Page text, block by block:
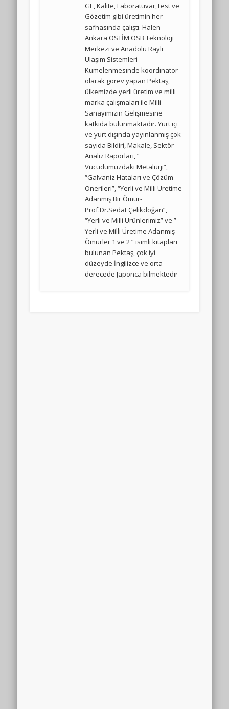
GE, Kalite, Laboratuvar,Test ve
Gözetim gibi üretimin her
safhasında çalıştı. Halen
Ankara OSTİM OSB Teknoloji
Merkezi ve Anadolu Raylı
Ulaşım Sistemleri
Kümelenmesinde koordinatör
olarak görev yapan Pektaş,
ülkemizde yerli üretim ve milli
marka çalışmaları ile Milli
Sanayimizin Gelişmesine
katkıda bulunmaktadır. Yurt içi
ve yurt dışında yayınlanmış çok
sayıda Bildiri, Makale, Sektör
Analiz Raporları, ”
Vücudumuzdaki Metalurji”,
“Galvaniz Hataları ve Çözüm
Önerileri”, “Yerli ve Milli Üretime
Adanmış Bir Ömür-
Prof.Dr.Sedat Çelikdoğan”,
“Yerli ve Milli Ürünlerimiz” ve ”
Yerli ve Milli Üretime Adanmış
Ömürler 1 ve 2 ” isimli kitapları
bulunan Pektaş, çok iyi
düzeyde İngilizce ve orta
derecede Japonca bilmektedir